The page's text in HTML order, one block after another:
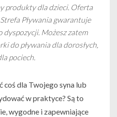
produkty dla dzieci. Oferta
Pływania gwarantuje
dyspozycji. Możesz zatem
do pływania dla dorosłych,
pociech.
coś dla Twojego syna lub
w praktyce? Są to
wygodne i zapewniające